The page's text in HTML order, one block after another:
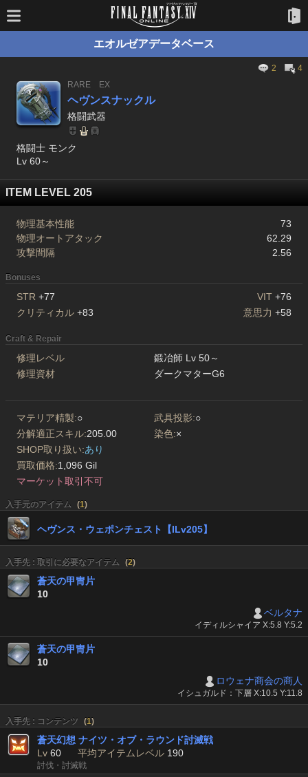
エオルゼアデータベース
2
4
RARE
EX
ヘヴンスナックル
格闘武器
格闘士 モンク
Lv 60～
ITEM LEVEL 205
物理基本性能
73
物理オートアタック
62.29
攻撃間隔
2.56
Bonuses
STR +77 VIT +76
クリティカル +83 意思力 +58
Craft & Repair
修理レベル
鍛冶師 Lv 50～
修理資材
ダークマターG6
マテリア精製:○ 武具投影:○
分解適正スキル:205.00 染色:×
SHOP取り扱い:あり
買取価格:1,096 Gil
マーケット取引不可
入手元のアイテム (1)
ヘヴンス・ウェポンチェスト【ILv205】
入手先 : 取引に必要なアイテム (2)
蒼天の甲冑片
10
ベルタナ
イディルシャイア X:5.8 Y:5.2
蒼天の甲冑片
10
ロウェナ商会の商人
イシュガルド：下層 X:10.5 Y:11.8
入手先 : コンテンツ (1)
蒼天幻想 ナイツ・オブ・ラウンド討滅戦
Lv 60 平均アイテムレベル 190
討伐・討滅戦